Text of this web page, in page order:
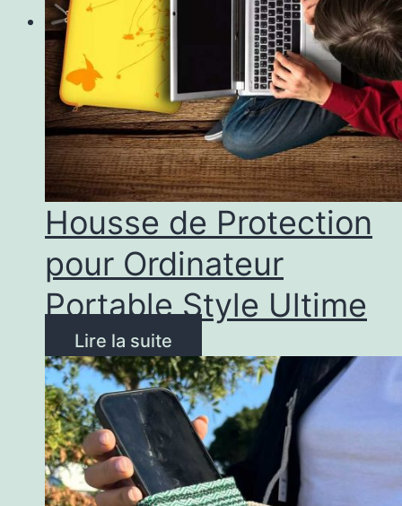
Housse de Protection
pour Ordinateur
Portable Style Ultime
Lire la suite